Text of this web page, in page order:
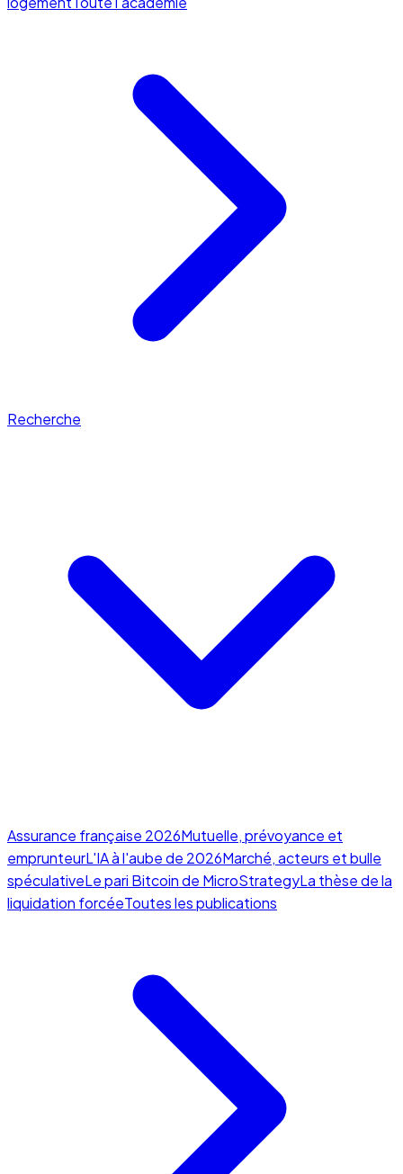
Recherche
Assurance française 2026Mutuelle, prévoyance et
emprunteurL'IA à l'aube de 2026Marché, acteurs et bulle
spéculativeLe pari Bitcoin de MicroStrategyLa thèse de la
liquidation forcéeToutes les publications